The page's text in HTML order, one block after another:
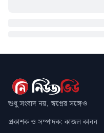
শুধু সংবাদ নয়, স্বপ্নের সঙ্গেও
প্রকাশক ও সম্পাদক: কাজল কানন